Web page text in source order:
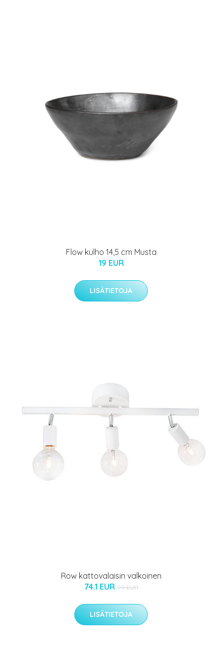
Flow kulho 14,5 cm Musta
19 EUR
LISÄTIETOJA
Row kattovalaisin valkoinen
74.1 EUR 99 EUR
LISÄTIETOJA